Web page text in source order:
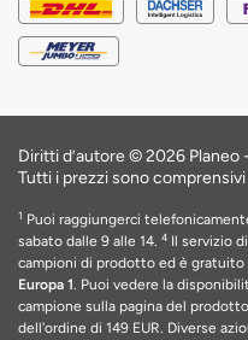
Diritti d’autore © 2026
Tutti i prezzi sono
1 Puoi raggiungerci
sabato dalle 9 alle 14. 4 Il servizio
campioni di prodotto ed è gratuito
Europa 1. Puoi vedere la
campione sulla pagina del
dell'ordine di 149 EUR. Diverse